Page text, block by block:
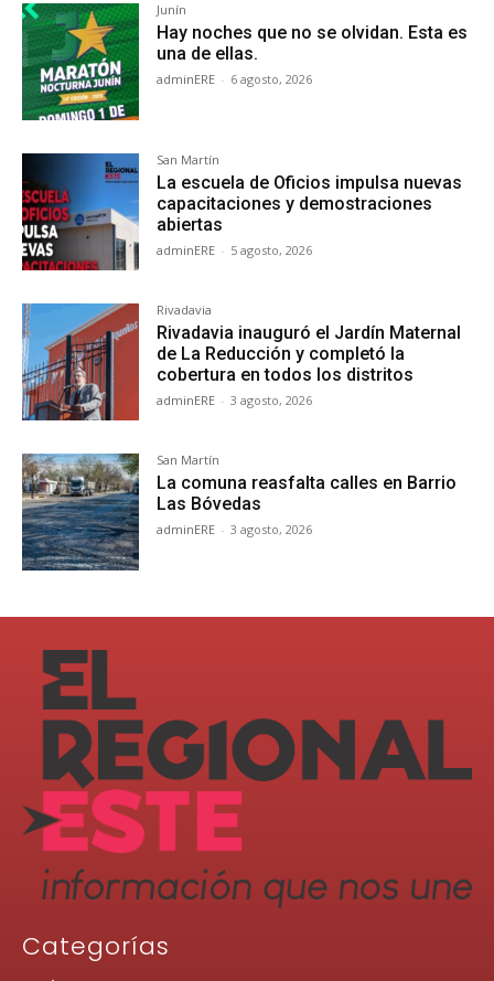
Junín
Hay noches que no se olvidan. Esta es
una de ellas.
adminERE - 6 agosto, 2026
San Martín
La escuela de Oficios impulsa nuevas
capacitaciones y demostraciones
abiertas
adminERE - 5 agosto, 2026
Rivadavia
Rivadavia inauguró el Jardín Maternal
de La Reducción y completó la
cobertura en todos los distritos
adminERE - 3 agosto, 2026
San Martín
La comuna reasfalta calles en Barrio
Las Bóvedas
adminERE - 3 agosto, 2026
Categorías